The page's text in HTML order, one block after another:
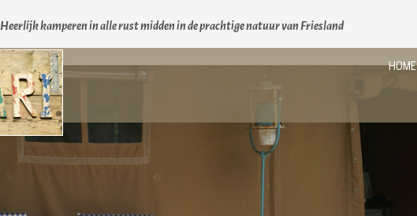
Heerlijk kamperen in alle rust midden in de prachtige natuur van Friesland
HOME